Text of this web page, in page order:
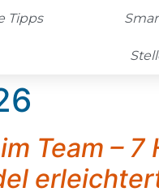
Tipps
Team –